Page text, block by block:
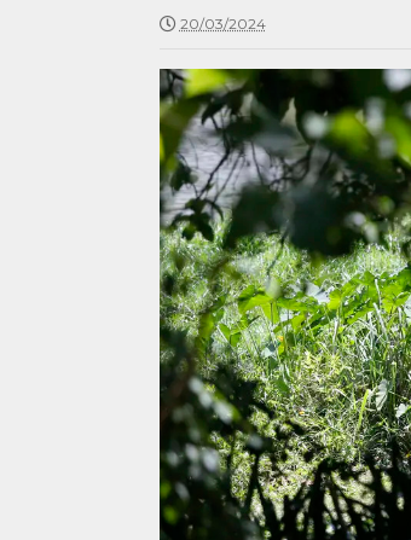
20/03/2024